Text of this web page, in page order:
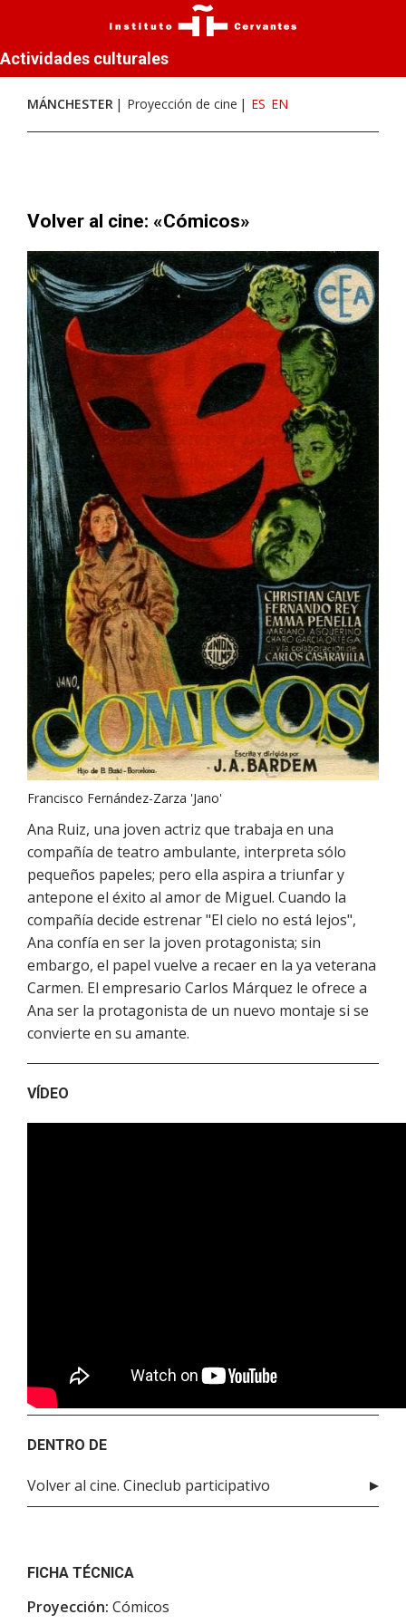
Actividades culturales
MÁNCHESTER Proyección de cine ES EN
Volver al cine: «Cómicos»
Francisco Fernández-Zarza 'Jano'
Ana Ruiz, una joven actriz que trabaja en una
compañía de teatro ambulante, interpreta sólo
pequeños papeles; pero ella aspira a triunfar y
antepone el éxito al amor de Miguel. Cuando la
compañía decide estrenar "El cielo no está lejos",
Ana confía en ser la joven protagonista; sin
embargo, el papel vuelve a recaer en la ya veterana
Carmen. El empresario Carlos Márquez le ofrece a
Ana ser la protagonista de un nuevo montaje si se
convierte en su amante.
VÍDEO
DENTRO DE
Volver al cine. Cineclub participativo
FICHA TÉCNICA
Proyección: Cómicos